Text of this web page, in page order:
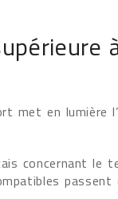
met en lumière l’
concernant le